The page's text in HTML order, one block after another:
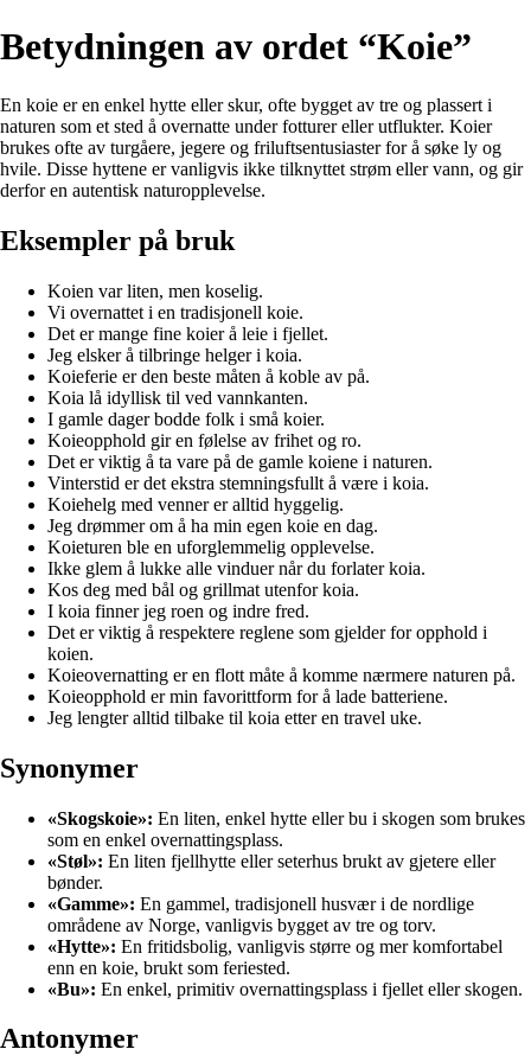
Betydningen av ordet “Koie”
En koie er en enkel hytte eller skur, ofte bygget av tre og plassert i
naturen som et sted å overnatte under fotturer eller utflukter. Koier
brukes ofte av turgåere, jegere og friluftsentusiaster for å søke ly og
hvile. Disse hyttene er vanligvis ikke tilknyttet strøm eller vann, og gir
derfor en autentisk naturopplevelse.
Eksempler på bruk
Koien var liten, men koselig.
Vi overnattet i en tradisjonell koie.
Det er mange fine koier å leie i fjellet.
Jeg elsker å tilbringe helger i koia.
Koieferie er den beste måten å koble av på.
Koia lå idyllisk til ved vannkanten.
I gamle dager bodde folk i små koier.
Koieopphold gir en følelse av frihet og ro.
Det er viktig å ta vare på de gamle koiene i naturen.
Vinterstid er det ekstra stemningsfullt å være i koia.
Koiehelg med venner er alltid hyggelig.
Jeg drømmer om å ha min egen koie en dag.
Koieturen ble en uforglemmelig opplevelse.
Ikke glem å lukke alle vinduer når du forlater koia.
Kos deg med bål og grillmat utenfor koia.
I koia finner jeg roen og indre fred.
Det er viktig å respektere reglene som gjelder for opphold i
koien.
Koieovernatting er en flott måte å komme nærmere naturen på.
Koieopphold er min favorittform for å lade batteriene.
Jeg lengter alltid tilbake til koia etter en travel uke.
Synonymer
«Skogskoie»: En liten, enkel hytte eller bu i skogen som brukes
som en enkel overnattingsplass.
«Støl»: En liten fjellhytte eller seterhus brukt av gjetere eller
bønder.
«Gamme»: En gammel, tradisjonell husvær i de nordlige
områdene av Norge, vanligvis bygget av tre og torv.
«Hytte»: En fritidsbolig, vanligvis større og mer komfortabel
enn en koie, brukt som feriested.
«Bu»: En enkel, primitiv overnattingsplass i fjellet eller skogen.
Antonymer